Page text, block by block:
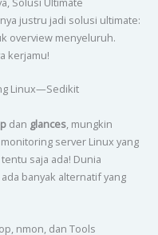
justru jadi solusi ultimate:
overview menyeluruh.
kerjamu!
Linux—Sedikit
dan glances, mungkin
server Linux yang
saja ada! Dunia
banyak alternatif yang
nmon, dan Tools